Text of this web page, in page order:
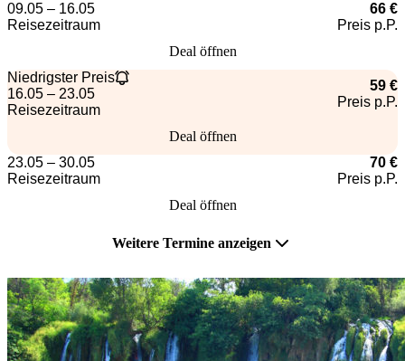
09.05 – 16.05
Reisezeitraum
66 €
Preis p.P.
Deal öffnen
Niedrigster Preis
16.05 – 23.05
Reisezeitraum
59 €
Preis p.P.
Deal öffnen
23.05 – 30.05
Reisezeitraum
70 €
Preis p.P.
Deal öffnen
Weitere Termine anzeigen